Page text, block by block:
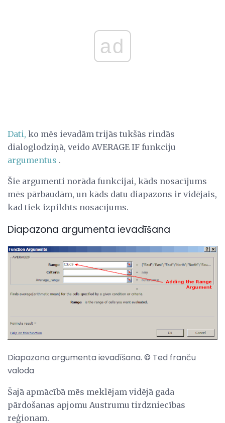
ad
Dati, ko mēs ievadām trijās tukšās rindās
dialoglodziņā, veido AVERAGE IF funkciju
argumentus .
Šie argumenti norāda funkcijai, kāds nosacījums
mēs pārbaudām, un kāds datu diapazons ir vidējais,
kad tiek izpildīts nosacījums.
Diapazona argumenta ievadīšana
Diapazona argumenta ievadīšana. © Ted franču
valoda
Šajā apmācībā mēs meklējam vidējā gada
pārdošanas apjomu Austrumu tirdzniecības
reģionam.